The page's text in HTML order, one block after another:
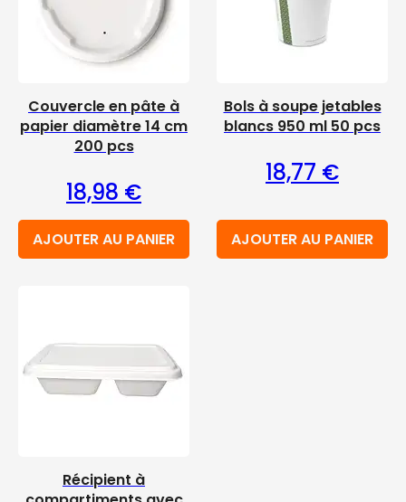
Couvercle en pâte à
papier diamètre 14 cm
200 pcs
18,98 €
AJOUTER AU PANIER
Bols à soupe jetables
blancs 950 ml 50 pcs
18,77 €
AJOUTER AU PANIER
Récipient à